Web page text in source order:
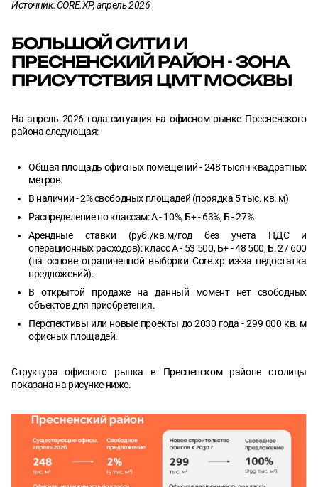
Источник: CORE.XP, апрель 2026
БОЛЬШОЙ СИТИ И
ПРЕСНЕНСКИЙ РАЙОН - ЗОНА
ПРИСУТСТВИЯ ЦМТ МОСКВЫ
На апрель 2026 года ситуация на офисном рынке Пресненского
района следующая:
Общая площадь офисных помещений - 248 тысяч квадратных
метров.
В наличии - 2% свободных площадей (порядка 5 тыс. кв. м)
Распределение по классам: А - 10%, Б+ - 63%, Б - 27%
Арендные ставки (руб./кв.м/год без учета НДС и
операционных расходов): класс А - 53 500, Б+ - 48 500, Б: 27 600
(на основе ограниченной выборки Core.xр из-за недостатка
предложений).
В открытой продаже на данный момент нет свободных
объектов для приобретения.
Перспективы или новые проекты до 2030 года - 299 000 кв. м
офисных площадей.
Структура офисного рынка в Пресненском районе столицы
показана на рисунке ниже.